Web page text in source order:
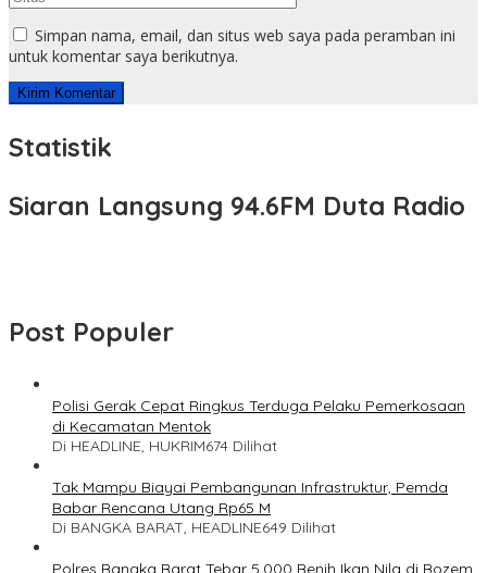
Simpan nama, email, dan situs web saya pada peramban ini
untuk komentar saya berikutnya.
Statistik
Siaran Langsung 94.6FM Duta Radio
Post Populer
Polisi Gerak Cepat Ringkus Terduga Pelaku Pemerkosaan
di Kecamatan Mentok
Di HEADLINE, HUKRIM674 Dilihat
Tak Mampu Biayai Pembangunan Infrastruktur, Pemda
Babar Rencana Utang Rp65 M
Di BANGKA BARAT, HEADLINE649 Dilihat
Polres Bangka Barat Tebar 5.000 Benih Ikan Nila di Bozem